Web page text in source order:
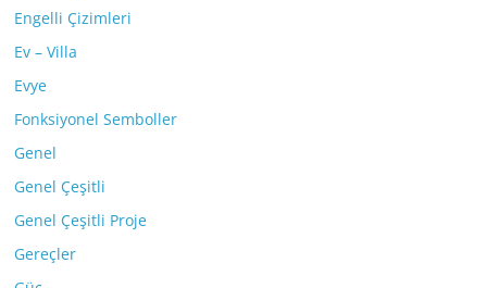
Engelli Çizimleri
Ev – Villa
Evye
Fonksiyonel Semboller
Genel
Genel Çeşitli
Genel Çeşitli Proje
Gereçler